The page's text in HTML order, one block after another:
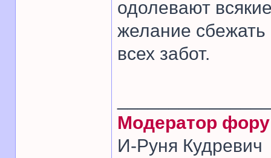
одолевают
желание сбежать
всех забот.
Модератор
И-Руня Кудревич